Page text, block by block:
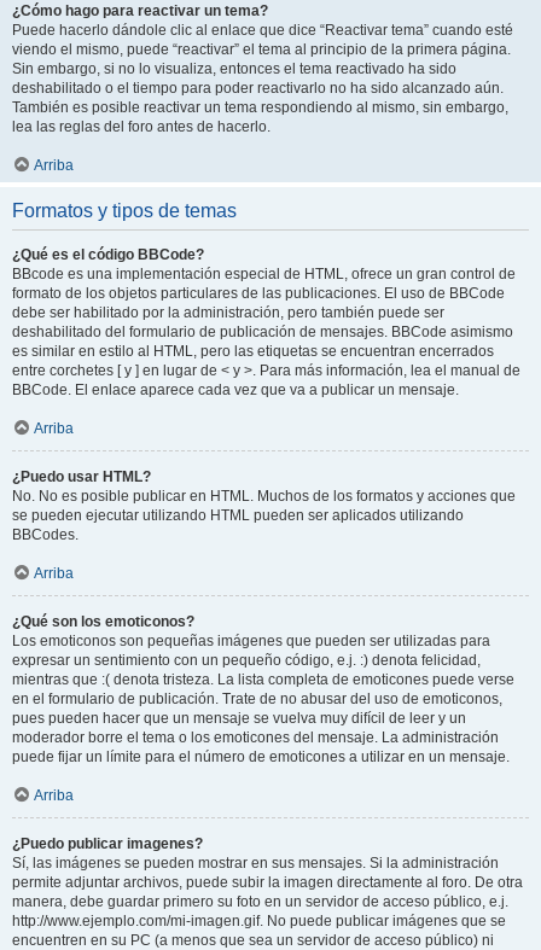
¿Cómo hago para reactivar un tema?
Puede hacerlo dándole clic al enlace que dice “Reactivar tema” cuando esté
viendo el mismo, puede “reactivar” el tema al principio de la primera página.
Sin embargo, si no lo visualiza, entonces el tema reactivado ha sido
deshabilitado o el tiempo para poder reactivarlo no ha sido alcanzado aún.
También es posible reactivar un tema respondiendo al mismo, sin embargo,
lea las reglas del foro antes de hacerlo.
Arriba
Formatos y tipos de temas
¿Qué es el código BBCode?
BBcode es una implementación especial de HTML, ofrece un gran control de
formato de los objetos particulares de las publicaciones. El uso de BBCode
debe ser habilitado por la administración, pero también puede ser
deshabilitado del formulario de publicación de mensajes. BBCode asimismo
es similar en estilo al HTML, pero las etiquetas se encuentran encerrados
entre corchetes [ y ] en lugar de < y >. Para más información, lea el manual de
BBCode. El enlace aparece cada vez que va a publicar un mensaje.
Arriba
¿Puedo usar HTML?
No. No es posible publicar en HTML. Muchos de los formatos y acciones que
se pueden ejecutar utilizando HTML pueden ser aplicados utilizando
BBCodes.
Arriba
¿Qué son los emoticonos?
Los emoticonos son pequeñas imágenes que pueden ser utilizadas para
expresar un sentimiento con un pequeño código, e.j. :) denota felicidad,
mientras que :( denota tristeza. La lista completa de emoticones puede verse
en el formulario de publicación. Trate de no abusar del uso de emoticonos,
pues pueden hacer que un mensaje se vuelva muy difícil de leer y un
moderador borre el tema o los emoticones del mensaje. La administración
puede fijar un límite para el número de emoticones a utilizar en un mensaje.
Arriba
¿Puedo publicar imagenes?
Sí, las imágenes se pueden mostrar en sus mensajes. Si la administración
permite adjuntar archivos, puede subir la imagen directamente al foro. De otra
manera, debe guardar primero su foto en un servidor de acceso público, e.j.
http://www.ejemplo.com/mi-imagen.gif. No puede publicar imágenes que se
encuentren en su PC (a menos que sea un servidor de acceso público) ni